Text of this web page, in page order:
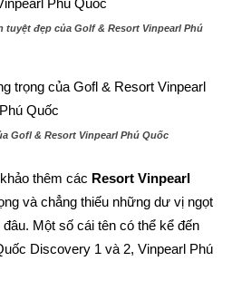
tuyệt đẹp của Golf & Resort Vinpearl Phú
Gofl & Resort Vinpearl Phú Quốc
thêm các Resort Vinpearl
và chẳng thiếu những dư vị ngọt
Một số cái tên có thể kể đến
Discovery 1 và 2, Vinpearl Phú